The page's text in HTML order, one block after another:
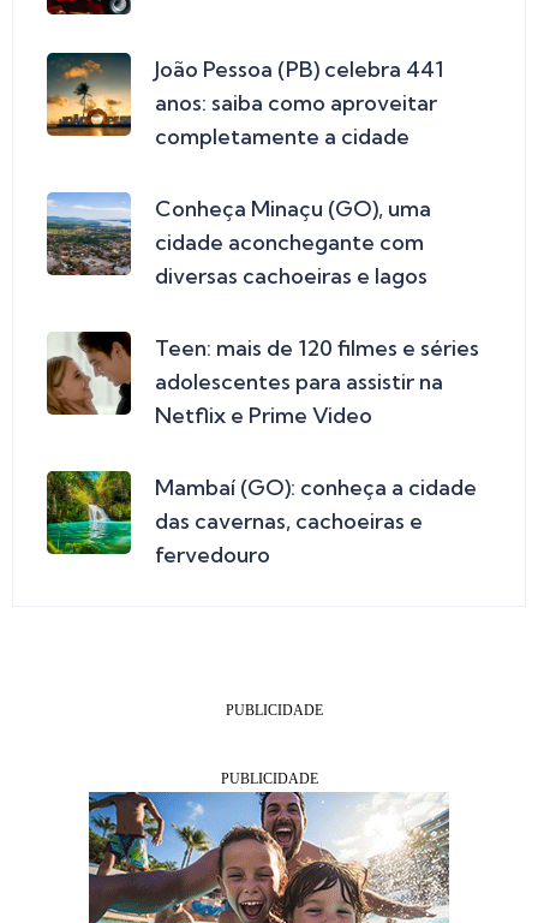
João Pessoa (PB) celebra 441
anos: saiba como aproveitar
completamente a cidade
Conheça Minaçu (GO), uma
cidade aconchegante com
diversas cachoeiras e lagos
Teen: mais de 120 filmes e séries
adolescentes para assistir na
Netflix e Prime Video
Mambaí (GO): conheça a cidade
das cavernas, cachoeiras e
fervedouro